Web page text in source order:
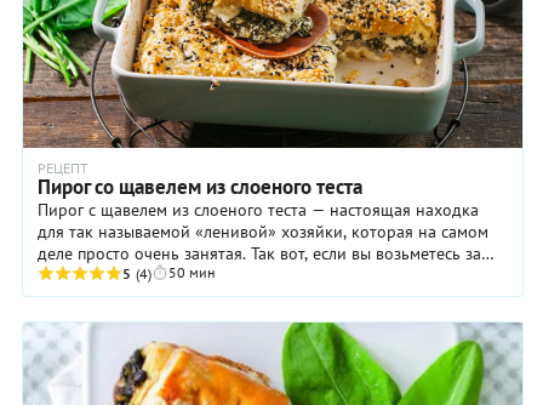
РЕЦЕПТ
Пирог со щавелем из слоеного теста
Пирог с щавелем из слоеного теста — настоящая находка
для так называемой «ленивой» хозяйки, которая на самом
деле просто очень занятая. Так вот, если вы возьметесь за
наш рецепт, то действительно ...
5 (4) 50 мин